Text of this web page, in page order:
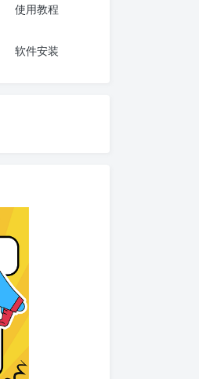
使用教程
软件安装